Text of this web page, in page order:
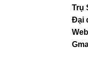
Trụ
Đại